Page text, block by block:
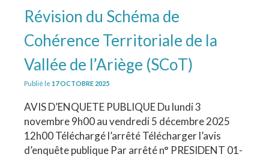
Révision du Schéma de
Cohérence Territoriale de la
Vallée de l’Ariège (SCoT)
Publié le 17 OCTOBRE 2025
AVIS D’ENQUETE PUBLIQUE Du lundi 3
novembre 9h00 au vendredi 5 décembre 2025
12h00 Téléchargé l’arrêté Télécharger l’avis
d’enquête publique Par arrêté n° PRESIDENT 01-